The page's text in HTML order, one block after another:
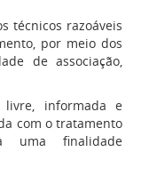
técnicos razoáveis
por meio dos
de associação,
livre, informada e
com o tratamento
uma finalidade